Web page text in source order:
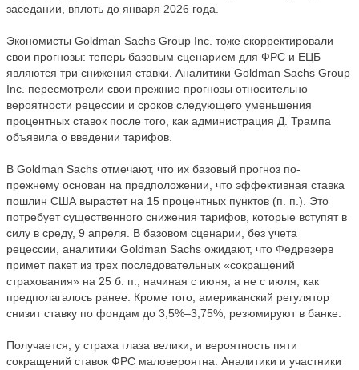
заседании, вплоть до января 2026 года.
Экономисты Goldman Sachs Group Inc. тоже скорректировали
свои прогнозы: теперь базовым сценарием для ФРС и ЕЦБ
являются три снижения ставки. Аналитики Goldman Sachs Group
Inc. пересмотрели свои прежние прогнозы относительно
вероятности рецессии и сроков следующего уменьшения
процентных ставок после того, как администрация Д. Трампа
объявила о введении тарифов.
В Goldman Sachs отмечают, что их базовый прогноз по-
прежнему основан на предположении, что эффективная ставка
пошлин США вырастет на 15 процентных пунктов (п. п.). Это
потребует существенного снижения тарифов, которые вступят в
силу в среду, 9 апреля. В базовом сценарии, без учета
рецессии, аналитики Goldman Sachs ожидают, что Федрезерв
примет пакет из трех последовательных «сокращений
страхования» на 25 б. п., начиная с июня, а не с июля, как
предполагалось ранее. Кроме того, американский регулятор
снизит ставку по фондам до 3,5%–3,75%, резюмируют в банке.
Получается, у страха глаза велики, и вероятность пяти
сокращений ставок ФРС маловероятна. Аналитики и участники